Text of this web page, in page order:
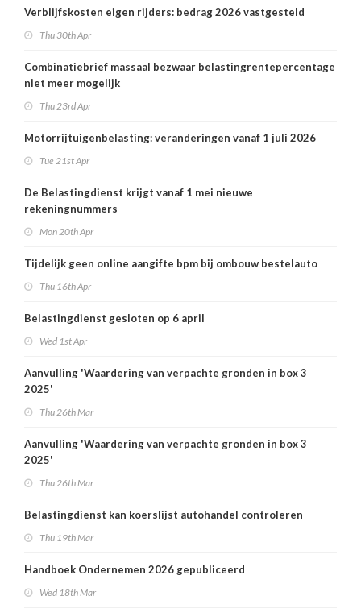
Verblijfskosten eigen rijders: bedrag 2026 vastgesteld
Thu 30th Apr
Combinatiebrief massaal bezwaar belastingrentepercentage
niet meer mogelijk
Thu 23rd Apr
Motorrijtuigenbelasting: veranderingen vanaf 1 juli 2026
Tue 21st Apr
De Belastingdienst krijgt vanaf 1 mei nieuwe
rekeningnummers
Mon 20th Apr
Tijdelijk geen online aangifte bpm bij ombouw bestelauto
Thu 16th Apr
Belastingdienst gesloten op 6 april
Wed 1st Apr
Aanvulling 'Waardering van verpachte gronden in box 3
2025'
Thu 26th Mar
Aanvulling 'Waardering van verpachte gronden in box 3
2025'
Thu 26th Mar
Belastingdienst kan koerslijst autohandel controleren
Thu 19th Mar
Handboek Ondernemen 2026 gepubliceerd
Wed 18th Mar